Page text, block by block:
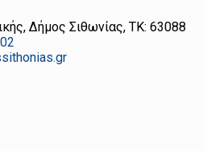
Δήμος Σιθωνίας, ΤΚ: 63088